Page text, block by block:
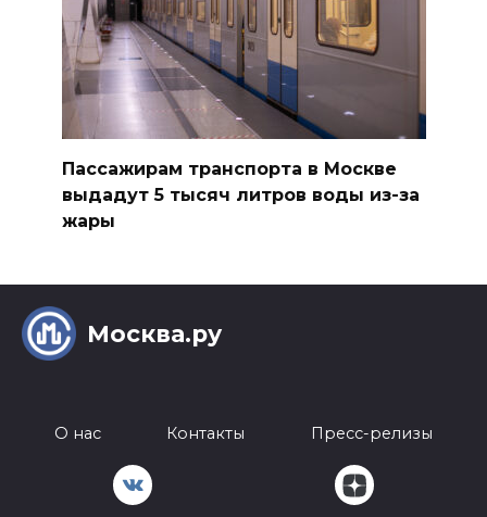
Пассажирам транспорта в Москве
выдадут 5 тысяч литров воды из-за
жары
Москва.ру
О нас Контакты Пресс-релизы